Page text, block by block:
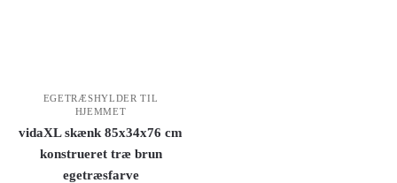
EGETRÆSHYLDER TIL
HJEMMET
vidaXL skænk 85x34x76 cm
konstrueret træ brun
egetræsfarve